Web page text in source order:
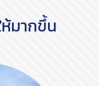
มากขึ้น